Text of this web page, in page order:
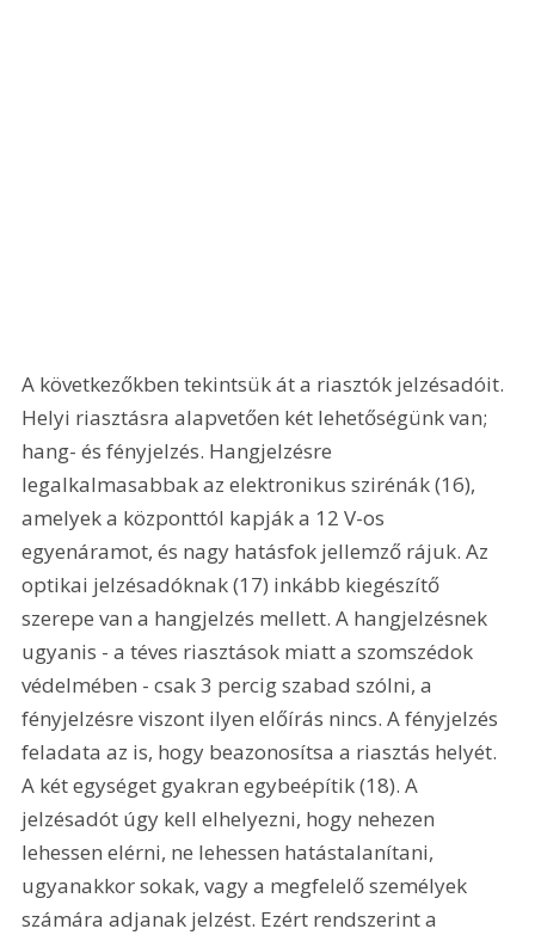
A következőkben tekintsük át a riasztók jelzésadóit.
Helyi riasztásra alapvetően két lehetőségünk van;
hang- és fényjelzés. Hangjelzésre
legalkalmasabbak az elektronikus szirénák (16),
amelyek a központtól kapják a 12 V-os
egyenáramot, és nagy hatásfok jellemző rájuk. Az
optikai jelzésadóknak (17) inkább kiegészítő
szerepe van a hangjelzés mellett. A hangjelzésnek
ugyanis - a téves riasztások miatt a szomszédok
védelmében - csak 3 percig szabad szólni, a
fényjelzésre viszont ilyen előírás nincs. A fényjelzés
feladata az is, hogy beazonosítsa a riasztás helyét.
A két egységet gyakran egybeépítik (18). A
jelzésadót úgy kell elhelyezni, hogy nehezen
lehessen elérni, ne lehessen hatástalanítani,
ugyanakkor sokak, vagy a megfelelő személyek
számára adjanak jelzést. Ezért rendszerint a